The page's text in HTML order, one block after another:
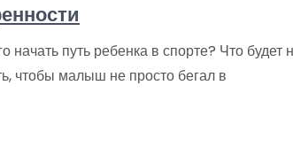
путь ребенка в спорте? Что будет
чтобы малыш не просто бегал в